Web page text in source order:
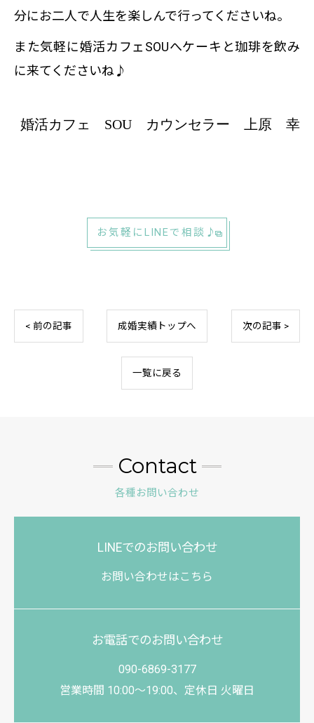
分にお二人で人生を楽しんで行ってくださいね。
また気軽に婚活カフェSOUへケーキと珈琲を飲み
に来てくださいね♪
婚活カフェ SOU カウンセラー 上原 幸
お気軽にLINEで相談♪
< 前の記事 成婚実績トップへ 次の記事 >
一覧に戻る
各種お問い合わせ
Contact
LINEでのお問い合わせ
お問い合わせはこちら
お電話でのお問い合わせ
090-6869-3177
営業時間 10:00～19:00、定休日 火曜日